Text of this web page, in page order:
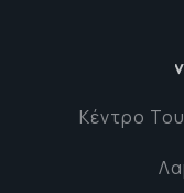
Κέντρο